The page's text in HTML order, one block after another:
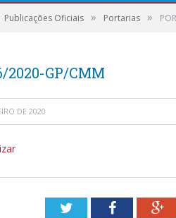
Publicações Oficiais » Portarias »
2020-GP/CMM
DE 2020
TwitterFacebook